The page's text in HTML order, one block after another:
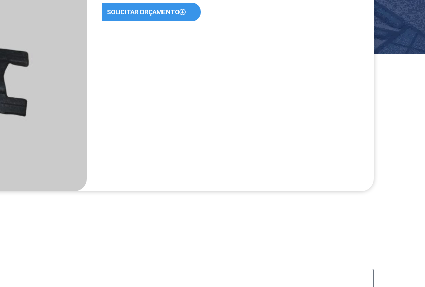
SOLICITAR ORÇAMENTO